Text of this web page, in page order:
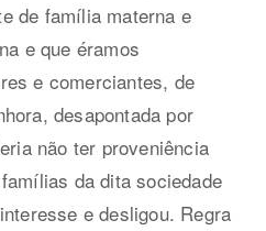
de família materna e
e que éramos
e comerciantes, de
desapontada por
não ter proveniência
da dita sociedade
e desligou. Regra